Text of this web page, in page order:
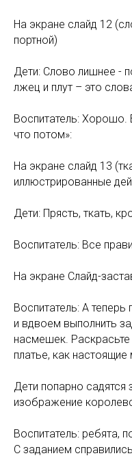
На экране слайд 12
портной)
Дети: Слово лишнее -
лжец и плут – это
Воспитатель: Хорошо.
что потом»:
На экране слайд 13
иллюстрированные
Дети: Прясть, ткать,
Воспитатель: Все
На экране Слайд-
Воспитатель: А
и вдвоем выполнить
насмешек.
платье, как
Дети попарно
изображение
Воспитатель: ребята,
С заданием